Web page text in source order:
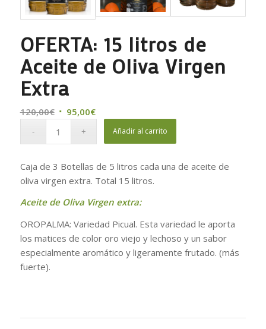
OFERTA: 15 litros de
Aceite de Oliva Virgen
Extra
120,00€ 95,00€
Añadir al carrito
Caja de 3 Botellas de 5 litros cada una de aceite de
oliva virgen extra. Total 15 litros.
Aceite de Oliva Virgen extra:
OROPALMA: Variedad Picual. Esta variedad le aporta
los matices de color oro viejo y lechoso y un sabor
especialmente aromático y ligeramente frutado. (más
fuerte).